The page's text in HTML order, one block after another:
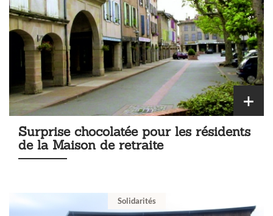
Surprise chocolatée pour les résidents
de la Maison de retraite
Solidarités